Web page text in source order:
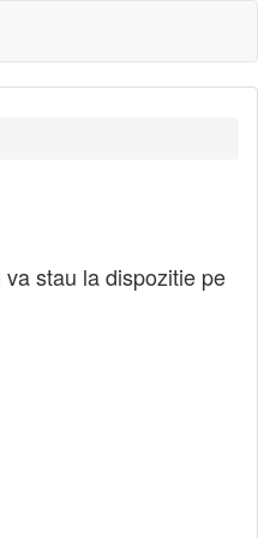
stau la dispozitie pe